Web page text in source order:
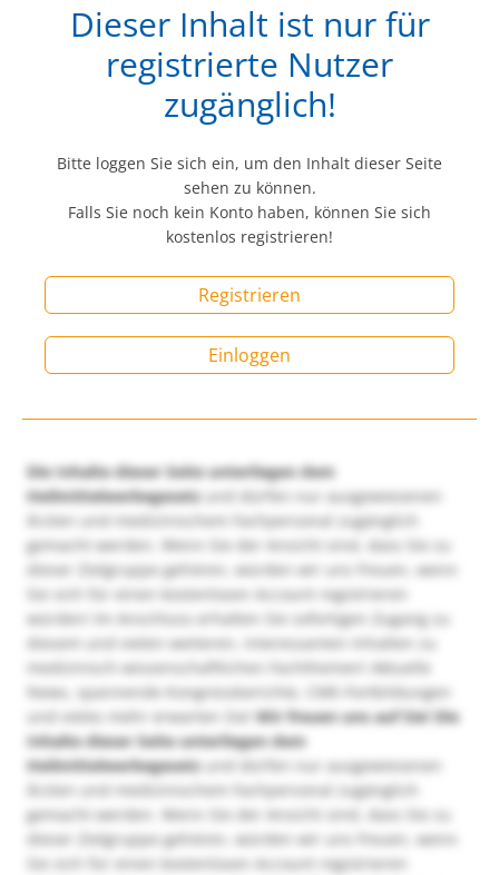
Dieser Inhalt ist nur für
registrierte Nutzer
zugänglich!
Bitte loggen Sie sich ein, um den Inhalt dieser Seite
sehen zu können.
Falls Sie noch kein Konto haben, können Sie sich
kostenlos registrieren!
Registrieren
Einloggen
Die Inhalte dieser Seite unterliegen dem
Heilmittelwerbegesetzund dürfen nur ausgewiesenen
Ärzten und medizinischem Fachpersonal zugänglich
gemacht werden. Wenn Sie der Ansicht sind, dass Sie zu
dieser Zielgruppe gehören, würden wir uns freuen, wenn
Sie sich für einen kostenlosen Account registrieren
würden! Im Anschluss erhalten Sie sofortigen Zugang zu
diesem und vielen weiteren, interessanten Inhalten zu
medizinisch-wissenschaftlichen Fachthemen! Aktuelle
News, spannende Kongressberichte, CME-Fortbildungen
und vieles mehr erwarten Sie!Wir freuen uns auf Sie! Die
Inhalte dieser Seite unterliegen dem
Heilmittelwerbegesetzund dürfen nur ausgewiesenen
Ärzten und medizinischem Fachpersonal zugänglich
gemacht werden. Wenn Sie der Ansicht sind, dass Sie zu
dieser Zielgruppe gehören, würden wir uns freuen, wenn
Sie sich für einen kostenlosen Account registrieren